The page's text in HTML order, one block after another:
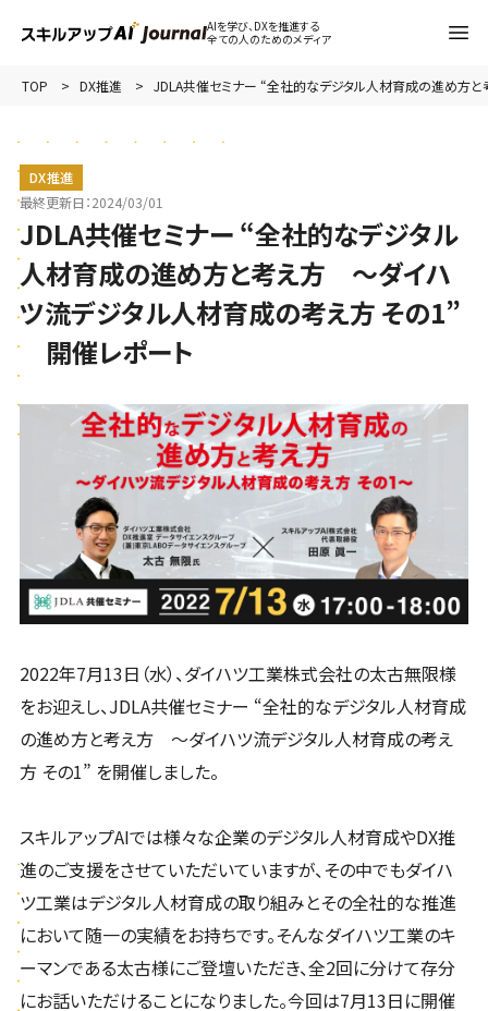
AIを学び、DXを推進する
全ての人のためのメディア
TOP DX推進 JDLA共催セミナー “全社的なデジタル人材育成の進め
DX推進
最終更新日：2024/03/01
JDLA共催セミナー “全社的なデジタル
人材育成の進め方と考え方 ～ダイハ
ツ流デジタル人材育成の考え方 その1”
開催レポート
2022年7月13日（水）、ダイハツ工業株式会社の太古無限様
をお迎えし、JDLA共催セミナー “全社的なデジタル人材育成
の進め方と考え方 ～ダイハツ流デジタル人材育成の考え
方 その1” を開催しました。
スキルアップAIでは様々な企業のデジタル人材育成やDX推
進のご支援をさせていただいていますが、その中でもダイハ
ツ工業はデジタル人材育成の取り組みとその全社的な推進
において随一の実績をお持ちです。そんなダイハツ工業のキ
ーマンである太古様にご登壇いただき、全2回に分けて存分
にお話いただけることになりました。今回は7月13日に開催